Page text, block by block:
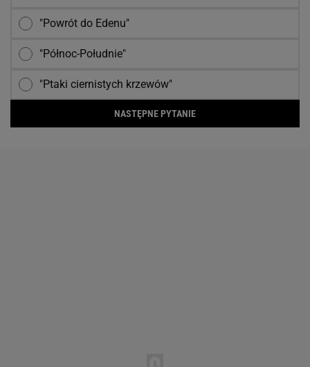
"Powrót do Edenu"
"Północ-Południe"
"Ptaki ciernistych krzewów"
NASTĘPNE PYTANIE